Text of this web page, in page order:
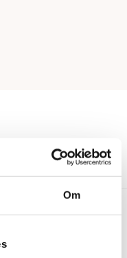
Om
Hurtig levering